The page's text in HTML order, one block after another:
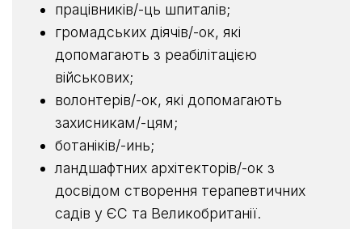
працівників/-ць шпиталів;
громадських діячів/-ок, які
допомагають з реабілітацією
військових;
волонтерів/-ок, які допомагають
захисникам/-цям;
ботаніків/-инь;
ландшафтних архітекторів/-ок з
досвідом створення терапевтичних
садів у ЄС та Великобританії.